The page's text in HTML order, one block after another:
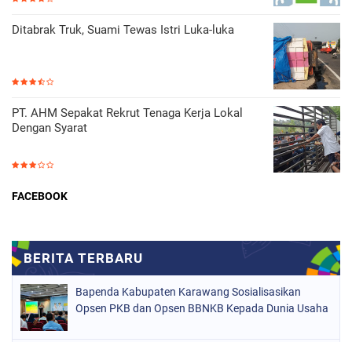
Ditabrak Truk, Suami Tewas Istri Luka-luka
PT. AHM Sepakat Rekrut Tenaga Kerja Lokal
Dengan Syarat
FACEBOOK
Bapenda Kabupaten Karawang Sosialisasikan
Opsen PKB dan Opsen BBNKB Kepada Dunia Usaha